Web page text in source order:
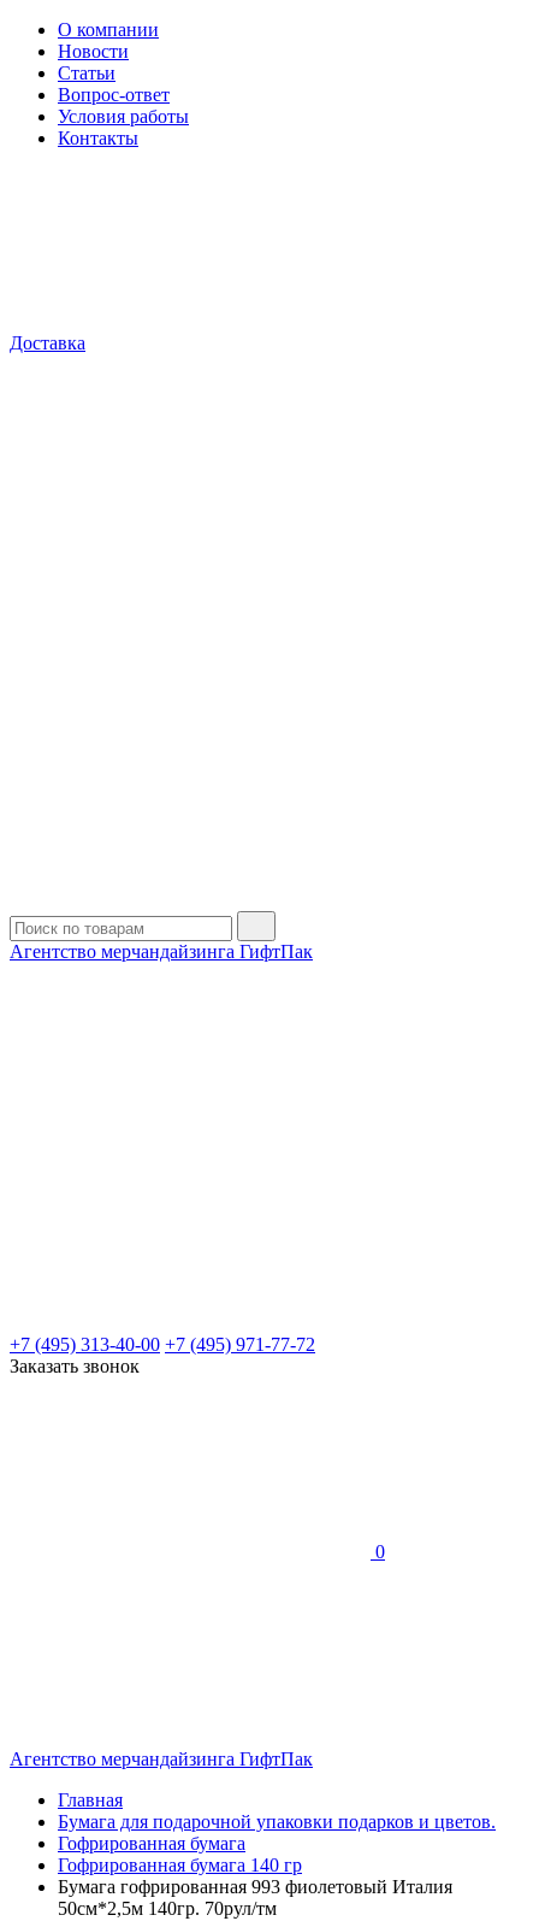
О компании
Новости
Статьи
Вопрос-ответ
Условия работы
Контакты
Доставка
Агентство мерчандайзинга ГифтПак
+7 (495) 313-40-00 +7 (495) 971-77-72
Заказать звонок
0
Агентство мерчандайзинга ГифтПак
Главная
Бумага для подарочной упаковки подарков и цветов.
Гофрированная бумага
Гофрированная бумага 140 гр
Бумага гофрированная 993 фиолетовый Италия
50см*2,5м 140гр. 70рул/тм